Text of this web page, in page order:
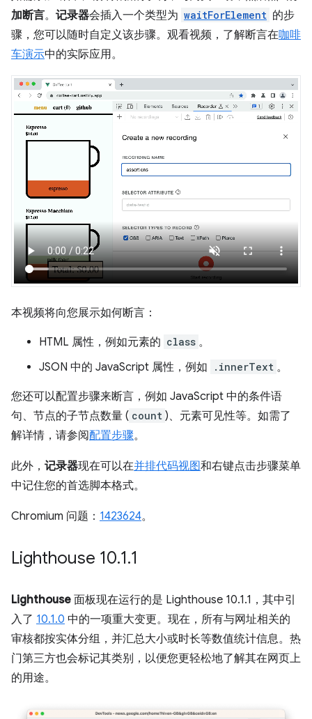
加断言。 记录器会插入一个类型为 waitForElement 的步
骤，您可以随时自定义该步骤。观看视频，了解断言在咖啡
车演示中的实际应用。
本视频将向您展示如何断言：
HTML 属性，例如元素的 class 。
JSON 中的 JavaScript 属性，例如
.innerText 。
您还可以配置步骤来断言，例如 JavaScript 中的条件语
句、节点的子节点数量 ( count )、元素可见性等。如需了
解详情，请参阅配置步骤。
此外， 记录器现在可以在并排代码视图和右键点击步骤菜单
中记住您的首选脚本格式。
Chromium 问题： 1423624。
Lighthouse 10.1.1
Lighthouse 面板现在运行的是 Lighthouse 10.1.1，其中引
入了 10.1.0 中的一项重大变更。现在，所有与网址相关的
审核都按实体分组，并汇总大小或时长等数值统计信息。热
门第三方也会标记其类别，以便您更轻松地了解其在网页上
的用途。